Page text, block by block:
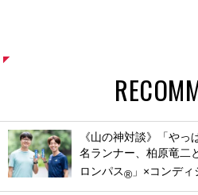
《山の神対談》「やっ
名ランナー、柏原竜二
ロンパス® 」×コンデ